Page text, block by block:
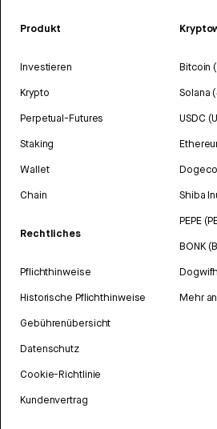
Produkt
Investieren
Krypto
Perpetual-Futures
Staking
Wallet
Chain
Rechtliches
Pflichthinweise
Historische Pflichthinweise
Gebührenübersicht
Datenschutz
Cookie-Richtlinie
Kundenvertrag
Bitcoin
Solana
USDC
Shiba
PEPE
BONK
Mehr